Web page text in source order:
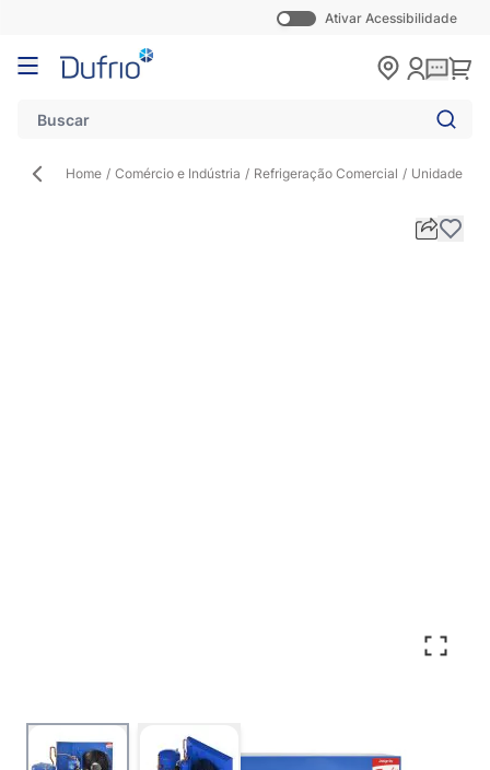
Ativar Acessibilidade
Pular para o conteúdo
Home / Comércio e Indústria / Refrigeração Comercial / Unidade
View larger imageView larger image